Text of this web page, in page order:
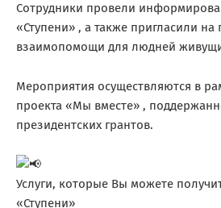
Сотрудники провели
«Ступени» , а также пригласили на
взаимопомощи для людней
Мероприятия осуществляются в
проекта «Мы вместе» ,
президентских грантов.
Услуги, которые Вы можете
«Ступени»